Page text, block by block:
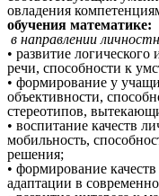
овладения
обучения математике:
в направлении
• развитие
речи, способности к
• формирование у
объективности,
стереотипов,
• воспитание качеств
мобильность,
решения;
• формирование
адаптации в